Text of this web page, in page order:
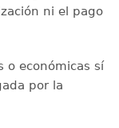
ni el pago
o económicas sí
por la